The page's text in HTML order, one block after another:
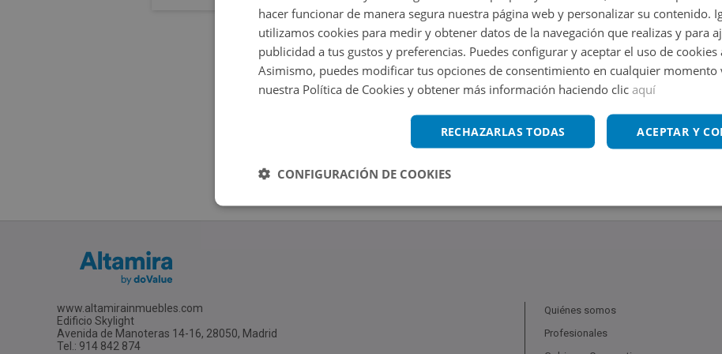
www.altamirainmuebles.com
Edificio Skylight
Avenida de Manoteras 14-16, 28050, Madrid
Tel.: 914 842 874
Quiénes somos
Profesionales
hacer funcionar de manera segura nuestra página web y personalizar su contenido.
utilizamos cookies para medir y obtener datos de la navegación que realizas y para
publicidad a tus gustos y preferencias. Puedes configurar y aceptar el uso de
Asimismo, puedes modificar tus opciones de consentimiento en cualquier momento
nuestra Política de Cookies y obtener más información haciendo clic aquí
ACEPTAR Y
RECHAZARLAS TODAS
CONFIGURACIÓN DE COOKIES